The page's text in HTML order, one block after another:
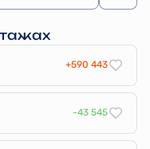
+590 443
-43 545